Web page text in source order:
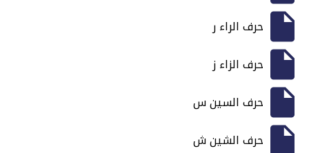
حرف الراء ر
حرف الزاء ز
حرف السين س
حرف الشين ش